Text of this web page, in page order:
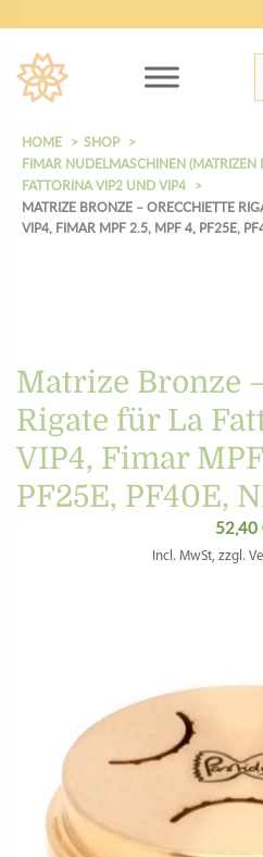
HOME
SHOP
FIMAR NUDELMASCHINEN
FATTORINA VIP2 UND VIP4
MATRIZE BRONZE – ORECCHIETTE
VIP4, FIMAR MPF 2.5, MPF 4, PF25E,
Matrize Bronze
Rigate für La
VIP4, Fimar
PF25E, PF40E,
52,40
Incl. MwSt, zzgl.